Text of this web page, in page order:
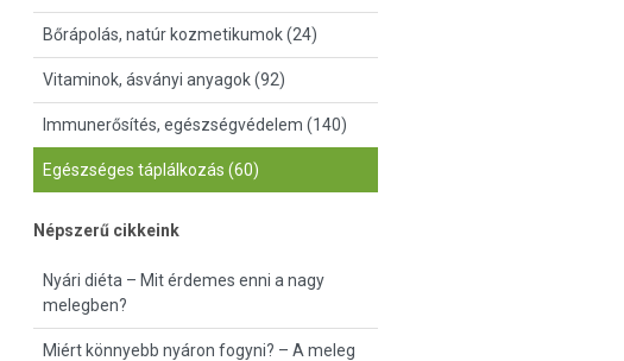
Bőrápolás, natúr kozmetikumok (24)
Vitaminok, ásványi anyagok (92)
Immunerősítés, egészségvédelem (140)
Egészséges táplálkozás (60)
Népszerű cikkeink
Nyári diéta – Mit érdemes enni a nagy
melegben?
Miért könnyebb nyáron fogyni? – A meleg